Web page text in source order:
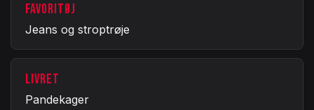
FAVORITØJ
Jeans og stroptrøje
LIVRET
Pandekager